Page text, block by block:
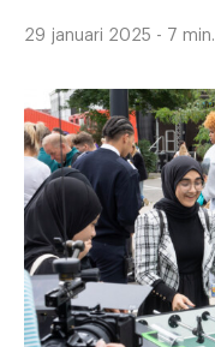
29 januari 2025 - 7 min.